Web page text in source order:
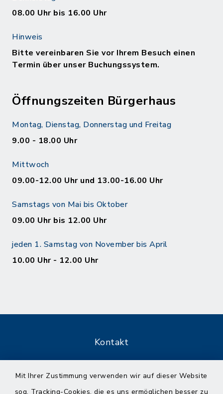
Mit Ihrer Zustimmung verwenden wir auf dieser Website
sog. Tracking-Cookies, die es uns ermöglichen besser zu
08.00 Uhr bis 16.00 Uhr
Hinweis
Bitte vereinbaren Sie vor Ihrem Besuch einen
Termin über unser Buchungssystem.
Öffnungszeiten Bürgerhaus
Montag, Dienstag, Donnerstag und Freitag
9.00 - 18.00 Uhr
Mittwoch
09.00-12.00 Uhr und 13.00-16.00 Uhr
Samstags von Mai bis Oktober
09.00 Uhr bis 12.00 Uhr
jeden 1. Samstag von November bis April
10.00 Uhr - 12.00 Uhr
Kontakt